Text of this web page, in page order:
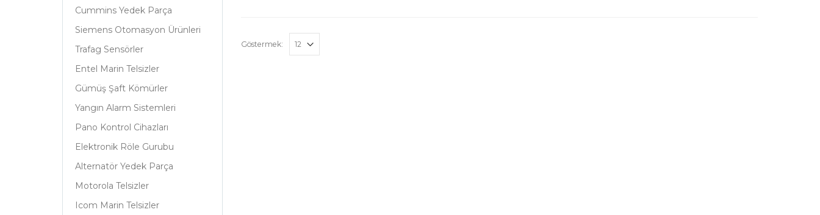
Göstermek:
Cummins Yedek Parça
Siemens Otomasyon Ürünleri
Trafag Sensörler
Entel Marin Telsizler
Gümüş Şaft Kömürler
Yangın Alarm Sistemleri
Pano Kontrol Cihazları
Elektronik Röle Gurubu
Alternatör Yedek Parça
Motorola Telsizler
Icom Marin Telsizler